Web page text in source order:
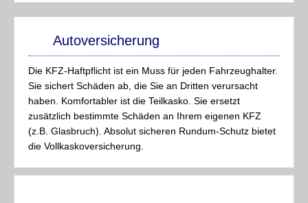
Autoversicherung
Die KFZ-Haftpflicht ist ein Muss für jeden Fahrzeughalter.
Sie sichert Schäden ab, die Sie an Dritten verursacht
haben. Komfortabler ist die Teilkasko. Sie ersetzt
zusätzlich bestimmte Schäden an Ihrem eigenen KFZ
(z.B. Glasbruch). Absolut sicheren Rundum-Schutz bietet
die Vollkaskoversicherung.